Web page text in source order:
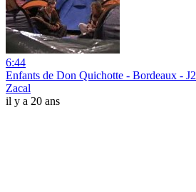
6:44
Enfants de Don Quichotte - Bordeaux - J2
Zacal
il y a 20 ans